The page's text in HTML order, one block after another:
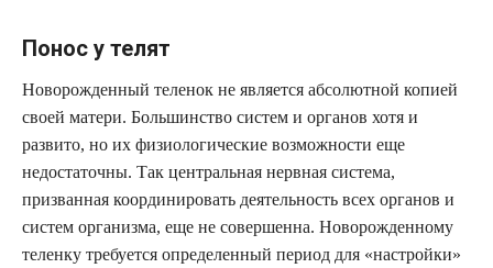
Понос у телят
Новорожденный теленок не является абсолютной копией
своей матери. Большинство систем и органов хотя и
развито, но их физиологические возможности еще
недостаточны. Так центральная нервная система,
призванная координировать деятельность всех органов и
систем организма, еще не совершенна. Новорожденному
теленку требуется определенный период для «настройки»